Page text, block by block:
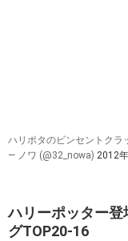
ハリポタのビンセントクラ
— ノワ (@32_nowa) 2012
ハリーポッター
グTOP20-16